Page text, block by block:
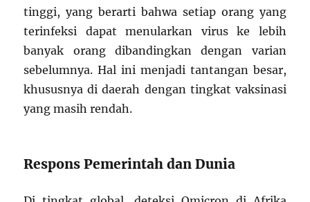
tinggi, yang berarti bahwa setiap orang yang
terinfeksi dapat menularkan virus ke lebih
banyak orang dibandingkan dengan varian
sebelumnya. Hal ini menjadi tantangan besar,
khususnya di daerah dengan tingkat vaksinasi
yang masih rendah.
Respons Pemerintah dan Dunia